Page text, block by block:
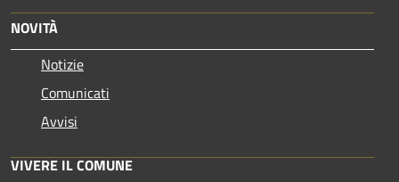
NOVITÀ
Notizie
Comunicati
Avvisi
VIVERE IL COMUNE